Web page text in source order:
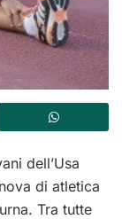
dell’Usa
di atletica
Tra tutte